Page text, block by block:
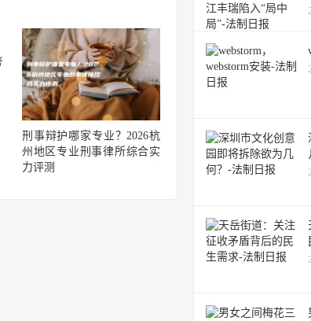
刑事辩护哪家专业？2026杭
州地区专业刑事律所综合实
力评测